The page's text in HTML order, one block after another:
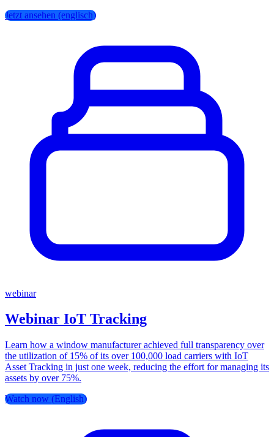
Jetzt ansehen (englisch)
webinar
Webinar IoT Tracking
Learn how a window manufacturer achieved full transparency over
the utilization of 15% of its over 100,000 load carriers with IoT
Asset Tracking in just one week, reducing the effort for managing its
assets by over 75%.
Watch now (English)